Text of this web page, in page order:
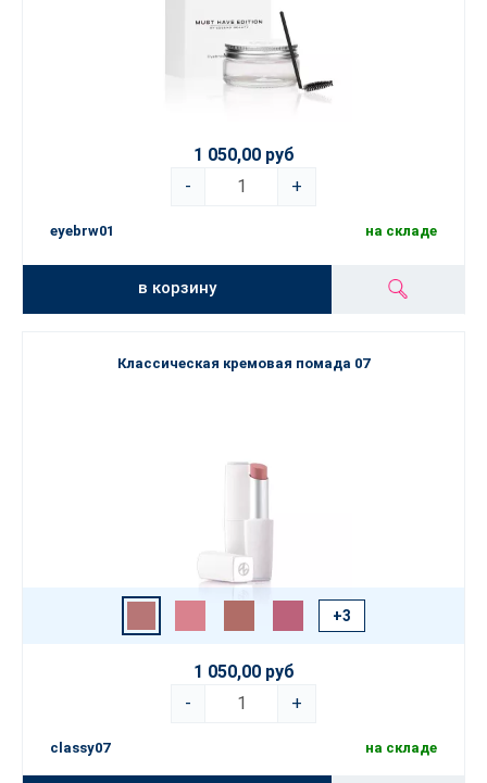
1 050,00 руб
-
+
eyebrw01 на складе
в корзину
Классическая кремовая помада 07
+3
1 050,00 руб
-
+
classy07 на складе